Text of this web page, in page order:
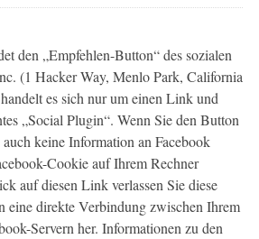
den „Empfehlen-Button“ des sozialen
(1 Hacker Way, Menlo Park, California
es sich nur um einen Link und
„Social Plugin“. Wenn Sie den Button
keine Information an Facebook
Cookie auf Ihrem Rechner
auf diesen Link verlassen Sie diese
eine direkte Verbindung zwischen Ihrem
Servern her. Informationen zu den